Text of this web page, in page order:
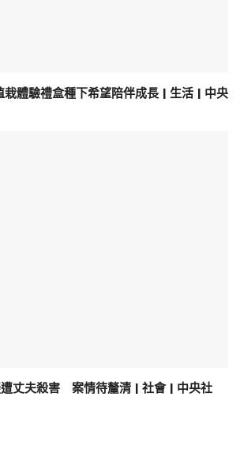
體驗禮盒種下希望陪伴成長 | 生活 | 中央
丈夫殺害 案情待釐清 | 社會 | 中央社